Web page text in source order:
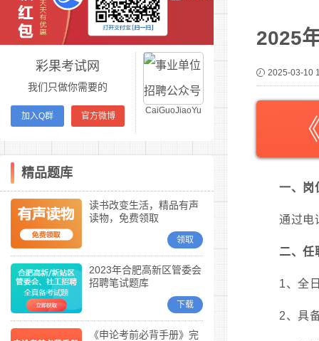
彩果考试网
我们只做你需要的
加入Q群 官方微博
CaiGuoJiaoYu
精品题库
读书改变生活，精品有声
读物，免费领取
领取
2023年合肥高新区管委会
招聘笔试题库
下载
《申论考前必背手册》完
2025
2025-03-10
一、岗
通过电
二、任
1、全
2、具